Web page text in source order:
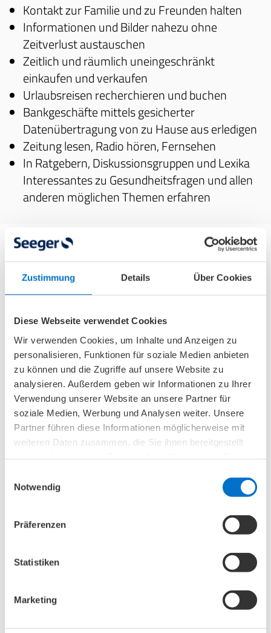
Zustimmung Details Über Cookies
Diese Webseite verwendet Cookies
Wir verwenden Cookies, um Inhalte und Anzeigen zu
personalisieren, Funktionen für soziale Medien anbieten
zu können und die Zugriffe auf unsere Website zu
analysieren. Außerdem geben wir Informationen zu Ihrer
Verwendung unserer Website an unsere Partner für
soziale Medien, Werbung und Analysen weiter. Unsere
Partner führen diese Informationen möglicherweise mit
weiteren Daten zusammen, die Sie ihnen bereitgestellt
Notwendig
Präferenzen
Statistiken
Marketing
Kontakt zur Familie und zu Freunden halten
Informationen und Bilder nahezu ohne
Zeitverlust austauschen
Zeitlich und räumlich uneingeschränkt
einkaufen und verkaufen
Urlaubsreisen recherchieren und buchen
Bankgeschäfte mittels gesicherter
Datenübertragung von zu Hause aus erledigen
Zeitung lesen, Radio hören, Fernsehen
In Ratgebern, Diskussionsgruppen und Lexika
Interessantes zu Gesundheitsfragen und allen
anderen möglichen Themen erfahren
Lesen Sie hier den
Digitalen Wegweiser Teil 2: Wie
komme ich ins Internet?
Lesen Sie hier denDigitalen Wegweiser Teil 3:
Was kann ich im Internet machen?